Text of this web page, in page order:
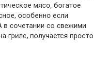
мясо, богатое
особенно если
в сочетании со свежими
гриле, получается просто